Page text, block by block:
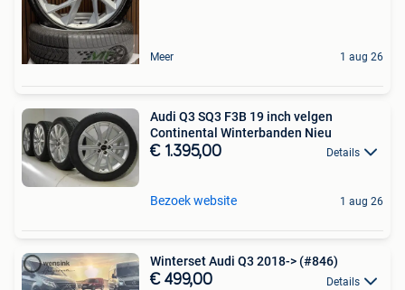
Meer 1 aug 26
Audi Q3 SQ3 F3B 19 inch velgen
Continental Winterbanden Nieu
€ 1.395,00 Details
Bezoek website 1 aug 26
Winterset Audi Q3 2018-> (#846)
€ 499,00 Details